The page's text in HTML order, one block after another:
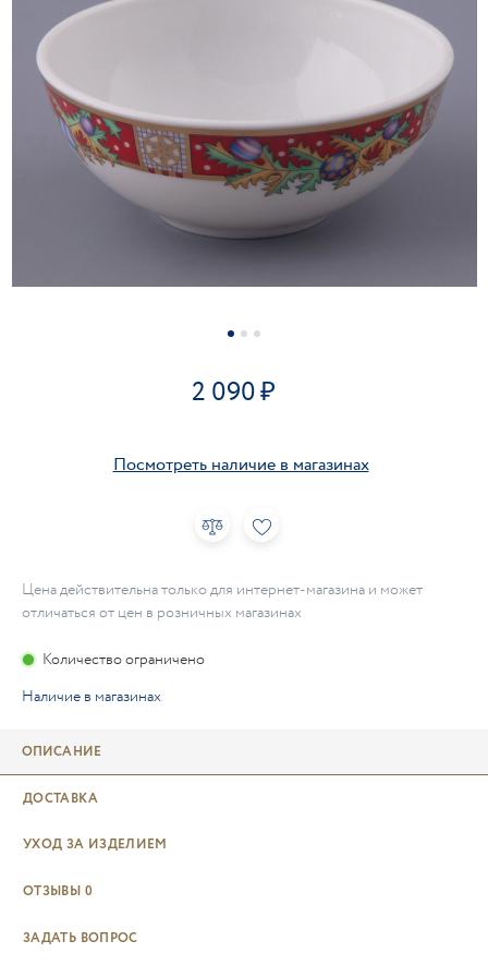
2 090
Посмотреть наличие в магазинах
Цена действительна только для интернет-магазина и может
отличаться от цен в розничных магазинах
Количество ограничено
Наличие в магазинах
ОПИСАНИЕ
ДОСТАВКА
УХОД ЗА ИЗДЕЛИЕМ
ОТЗЫВЫ 0
ЗАДАТЬ ВОПРОС